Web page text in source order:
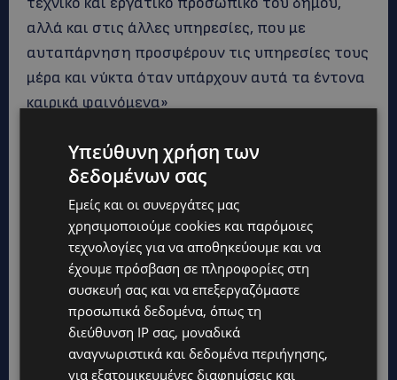
αλλά και στις άλλες υπηρεσίες, που με
αυταπάρνηση προσφέρουν τις υπηρεσίες τους
μέρα και νύκτα όταν υπάρχουν αυτά τα έντονα
καιρικά φαινόμενα»
Υπεύθυνη χρήση των
δεδομένων σας
Εμείς και οι συνεργάτες μας
χρησιμοποιούμε cookies και παρόμοιες
τεχνολογίες για να αποθηκεύουμε και να
έχουμε πρόσβαση σε πληροφορίες στη
συσκευή σας και να επεξεργαζόμαστε
προσωπικά δεδομένα, όπως τη
διεύθυνση IP σας, μοναδικά
αναγνωριστικά και δεδομένα περιήγησης,
για εξατομικευμένες διαφημίσεις και